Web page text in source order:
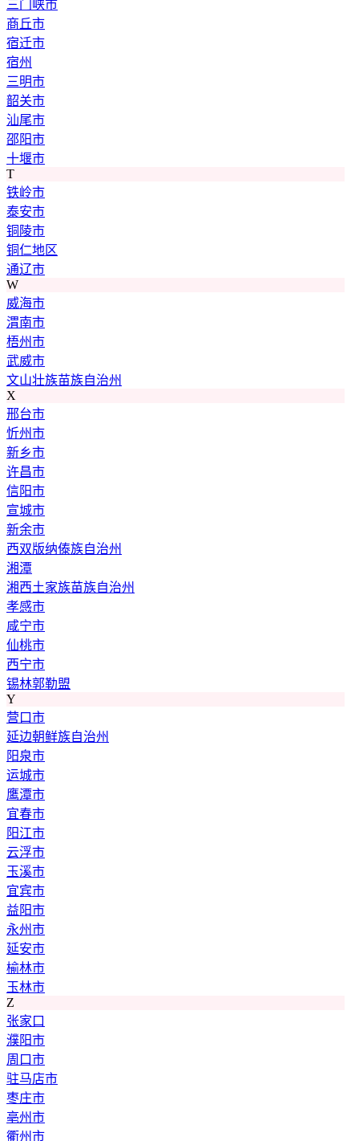
三门峡市
商丘市
宿迁市
宿州
三明市
韶关市
汕尾市
邵阳市
十堰市
T
铁岭市
泰安市
铜陵市
铜仁地区
通辽市
W
威海市
渭南市
梧州市
武威市
文山壮族苗族自治州
X
邢台市
忻州市
新乡市
许昌市
信阳市
宣城市
新余市
西双版纳傣族自治州
湘潭
湘西土家族苗族自治州
孝感市
咸宁市
仙桃市
西宁市
锡林郭勒盟
Y
营口市
延边朝鲜族自治州
阳泉市
运城市
鹰潭市
宜春市
阳江市
云浮市
玉溪市
宜宾市
益阳市
永州市
延安市
榆林市
玉林市
Z
张家口
濮阳市
周口市
驻马店市
枣庄市
亳州市
衢州市